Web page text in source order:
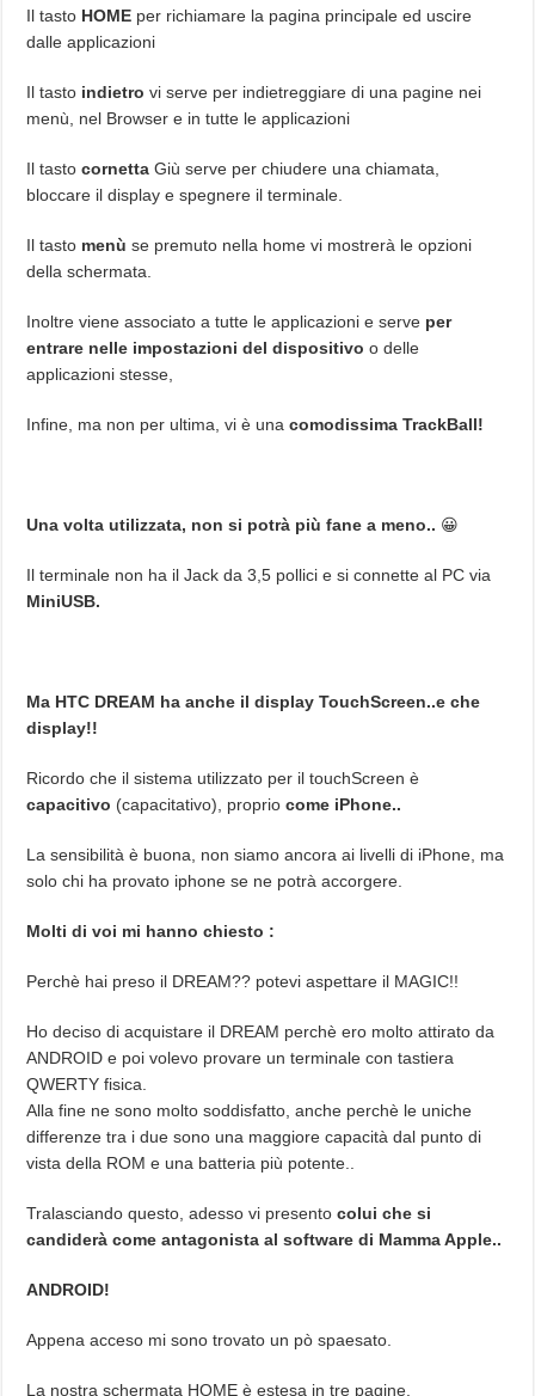
Il tasto HOME per richiamare la pagina principale ed uscire
dalle applicazioni
Il tasto indietro vi serve per indietreggiare di una pagine nei
menù, nel Browser e in tutte le applicazioni
Il tastocornettaGiù serve per chiudere una chiamata,
bloccare il display e spegnere il terminale.
Il tasto menùse premuto nella home vi mostrerà le opzioni
della schermata.
Inoltre viene associato a tutte le applicazioni e serve per
entrare nelle impostazioni del dispositivo o delle
applicazioni stesse,
Infine, ma non per ultima, vi è unacomodissima TrackBall!
Una volta utilizzata, non si potrà più fane a meno.. 😀
Il terminale non ha il Jack da 3,5 pollici e si connette al PC via
MiniUSB.
Ma HTC DREAM ha anche il display TouchScreen..e che
display!!
Ricordo che il sistema utilizzato per il touchScreen è
capacitivo (capacitativo), propriocome iPhone..
La sensibilità è buona, non siamo ancora ai livelli di iPhone, ma
solo chi ha provato iphone se ne potrà accorgere.
Molti di voi mi hanno chiesto :
Perchè hai preso il DREAM?? potevi aspettare il MAGIC!!
Ho deciso di acquistare il DREAM perchè ero molto attirato da
ANDROID e poi volevo provare un terminale con tastiera
QWERTY fisica.
Alla fine ne sono molto soddisfatto, anche perchè le uniche
differenze tra i due sono una maggiore capacità dal punto di
vista della ROM e una batteria più potente..
Tralasciando questo, adesso vi presentocolui che si
candiderà come antagonista al software di Mamma Apple..
ANDROID!
Appena acceso mi sono trovato un pò spaesato.
La nostra schermata HOME è estesa in tre pagine.